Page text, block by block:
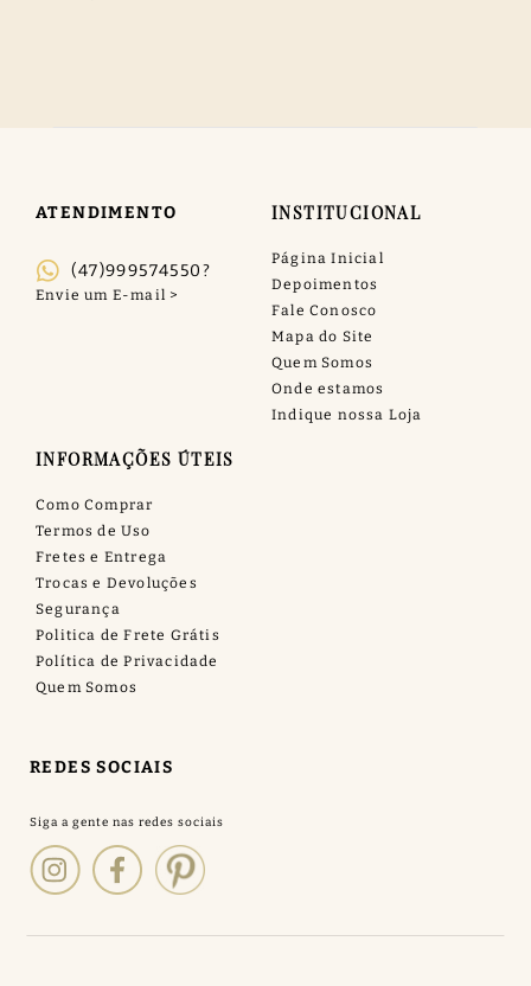
ATENDIMENTO
(47)999574550?
INSTITUCIONAL
Página Inicial
Depoimentos
Fale Conosco
Mapa do Site
Quem Somos
Onde estamos
Indique nossa Loja
INFORMAÇÕES ÚTEIS
Como Comprar
Termos de Uso
Fretes e Entrega
Trocas e Devoluções
Segurança
Politica de Frete Grátis
Política de Privacidade
Quem Somos
REDES SOCIAIS